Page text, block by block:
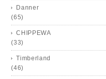
Danner
(65)
CHIPPEWA
(33)
Timberland
(46)